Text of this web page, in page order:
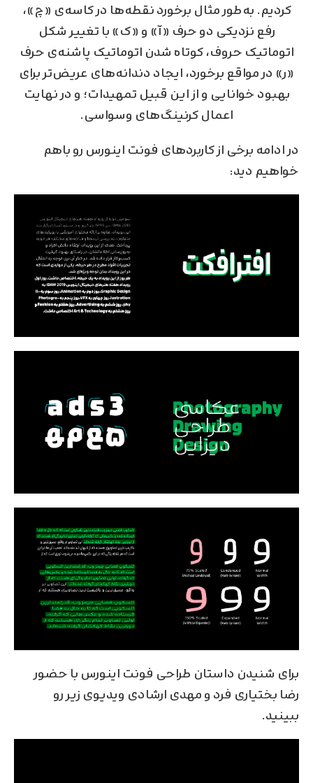
کردیم. به‌طور مثال برخورد نقطه‌ها در کاسه‌ی «چ»،
رفع نزدیکی دو حرف «آ» و «ک» با تغییر شکل
اتوماتیک حروف، کوتاه شدن اتوماتیک پاشنه‌ی حرف
«ر» در مواقع برخورد، ایجاد دندانه‌های عریض‌تر برای
بهبود خوانایی و از این قبیل تمهیدات؛ و در نهایت
اعمال کرنینگ‌های وسواسی.
در ادامه برخی از کاربردهای فونت اینورس رو باهم
خواهیم دید:
برای شنیدن داستان طراحی فونت اینورس با حضور
رضا بختیاری فرد و مهدی ارشادی ویدیوی زیر رو
ببینید.